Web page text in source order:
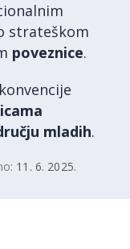
strateškom
poveznice.
mladih.
11. 6. 2025.